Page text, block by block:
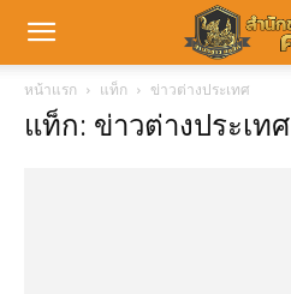
หน้าแรก แท็ก ข่าวต่างประเทศ
แท็ก: ข่าวต่างประเทศ